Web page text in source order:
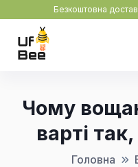
Безкоштовна
Чому
варті
Головна